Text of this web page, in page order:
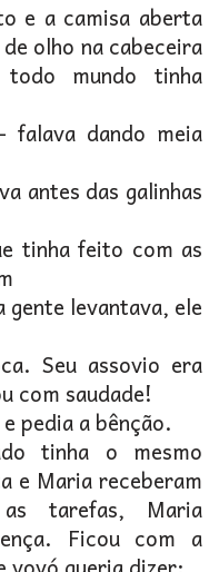
e a camisa aberta
olho na cabeceira
mundo tinha
falava dando meia
antes das galinhas
tinha feito com as
gente levantava, ele
Seu assovio era
com saudade!
pedia a bênção.
tinha o mesmo
e Maria receberam
tarefas, Maria
Ficou com a